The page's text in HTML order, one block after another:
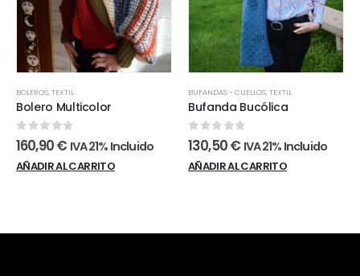
BOLEROS,TEXTIL
Bolero Multicolor
0out of 5
160,90€ IVA 21% Incluido
AÑADIR AL CARRITO
BUFANDAS - CUELLOS,TEXTIL
Bufanda Bucólica
0out of 5
130,50€ IVA 21% Incluido
AÑADIR AL CARRITO